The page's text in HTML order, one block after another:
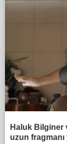
Haluk Bilginer
uzun fragmanı